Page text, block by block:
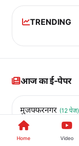
TRENDING
आज का ई-पेपर
मुजफ्फरनगर (12 पेज)
Home Video